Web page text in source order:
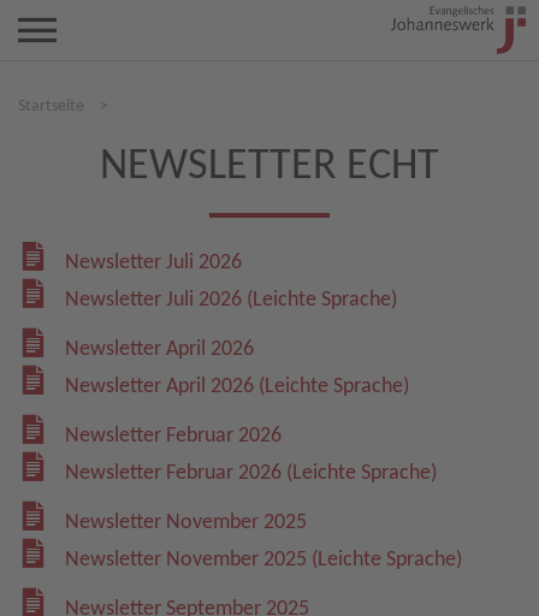
Startseite >
NEWSLETTER ECHT
Newsletter Juli 2026
Newsletter Juli 2026 (Leichte Sprache)
Newsletter April 2026
Newsletter April 2026 (Leichte Sprache)
Newsletter Februar 2026
Newsletter Februar 2026 (Leichte Sprache)
Newsletter November 2025
Newsletter November 2025 (Leichte Sprache)
Newsletter September 2025